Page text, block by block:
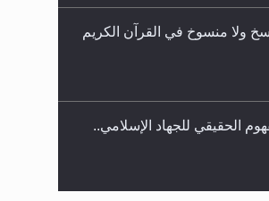
ولا منسوخ في القرآن الكريم
الحقيقي للجهاد الإسلامي..